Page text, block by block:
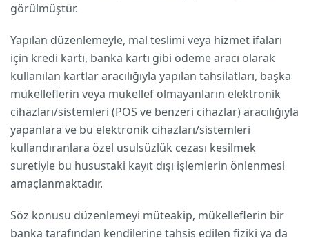
görülmüştür.
Yapılan düzenlemeyle, mal teslimi veya hizmet ifaları
için kredi kartı, banka kartı gibi ödeme aracı olarak
kullanılan kartlar aracılığıyla yapılan tahsilatları, başka
mükelleflerin veya mükellef olmayanların elektronik
cihazları/sistemleri (POS ve benzeri cihazlar) aracılığıyla
yapanlara ve bu elektronik cihazları/sistemleri
kullandıranlara özel usulsüzlük cezası kesilmek
suretiyle bu husustaki kayıt dışı işlemlerin önlenmesi
amaçlanmaktadır.
Söz konusu düzenlemeyi müteakip, mükelleflerin bir
banka tarafından kendilerine tahsis edilen fiziki ya da